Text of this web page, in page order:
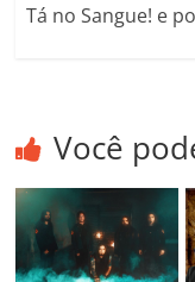
Tá no Sangue! e
Você